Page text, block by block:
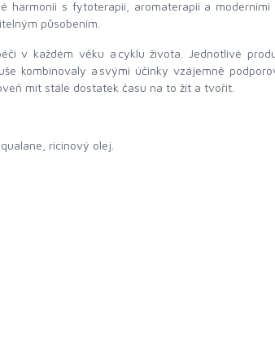
harmonii s fytoterapií, aromaterapií a
působením.
v každém věku a cyklu života. Jednotlivé
kombinovaly a svými účinky vzájemně
mít stále dostatek času na to žít a tvořit.
ricinový olej.